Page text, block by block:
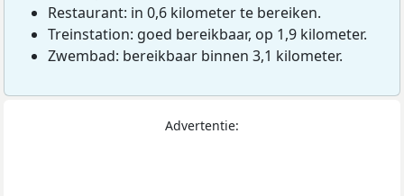
Restaurant: in 0,6 kilometer te bereiken.
Treinstation: goed bereikbaar, op 1,9 kilometer.
Zwembad: bereikbaar binnen 3,1 kilometer.
Advertentie: